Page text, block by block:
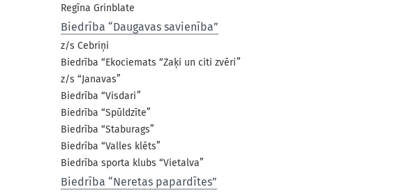
Regīna Grinblate
Biedrība “Daugavas savienība”
z/s Cebriņi
Biedrība “Ekociemats “Zaķi un citi zvēri”
z/s “Janavas”
Biedrība “Visdari”
Biedrība “Spūldzīte”
Biedrība “Staburags”
Biedrība “Valles klēts”
Biedrība sporta klubs “Vietalva”
Biedrība “Neretas papardītes”